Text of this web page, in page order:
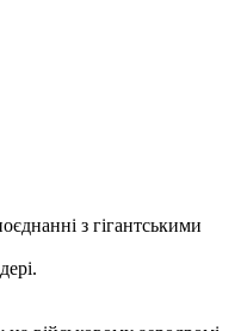
з гігантськими